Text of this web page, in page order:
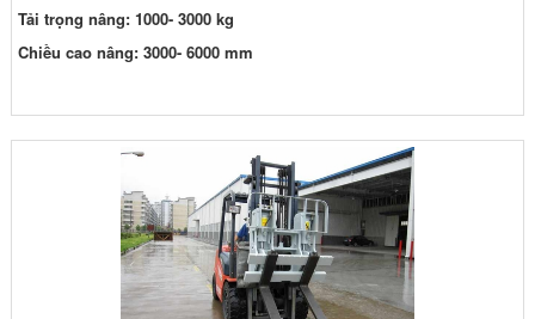
Tải trọng nâng: 1000- 3000 kg
Chiều cao nâng: 3000- 6000 mm